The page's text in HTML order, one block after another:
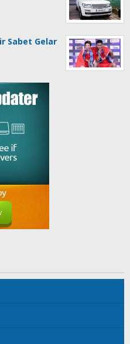
Sabet Gelar